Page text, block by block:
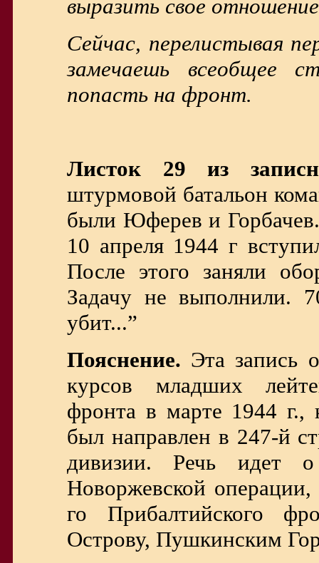
выразить свое
Сейчас, перелистывая
замечаешь всеобщее
попасть на фронт.
Листок 29 из
штурмовой батальон
были Юферев и
10 апреля 1944 г
После этого заняли
Задачу не выполнили.
убит...”
Пояснение. Эта запись
курсов младших
фронта в марте 1944 г.,
был направлен в 247-й
дивизии. Речь идет
Новоржевской операции,
го Прибалтийского
Острову, Пушкинским